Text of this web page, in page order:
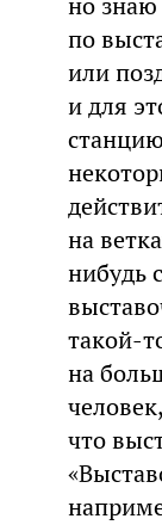
но
по
или
и для
на
нибудь
такой-
на
что